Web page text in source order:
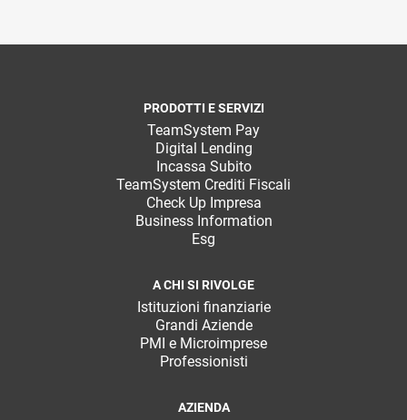
PRODOTTI E SERVIZI
TeamSystem Pay
Digital Lending
Incassa Subito
TeamSystem Crediti Fiscali
Check Up Impresa
Business Information
Esg
A CHI SI RIVOLGE
Istituzioni finanziarie
Grandi Aziende
PMI e Microimprese
Professionisti
AZIENDA